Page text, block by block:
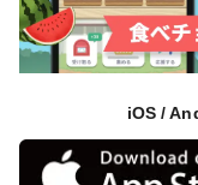
iOS /